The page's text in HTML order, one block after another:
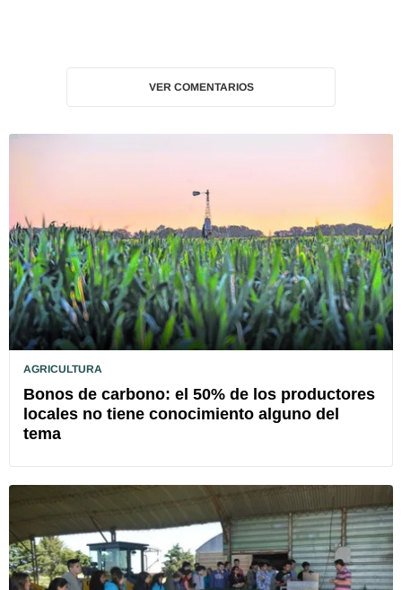
VER COMENTARIOS
AGRICULTURA
Bonos de carbono: el 50% de los productores
locales no tiene conocimiento alguno del
tema